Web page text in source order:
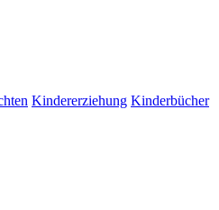
Kindererziehung Kinderbücher